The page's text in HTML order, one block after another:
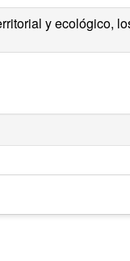
y ecológico,